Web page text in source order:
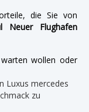
die Sie von
Neuer Flughafen
wollen oder
Luxus mercedes
zu